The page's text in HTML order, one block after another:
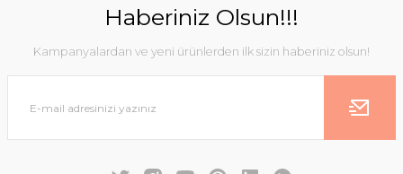
Haberiniz Olsun!!!
Kampanyalardan ve yeni ürünlerden ilk sizin haberiniz olsun!